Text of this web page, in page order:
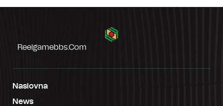
Reelgamebbs.com
Naslovna
News